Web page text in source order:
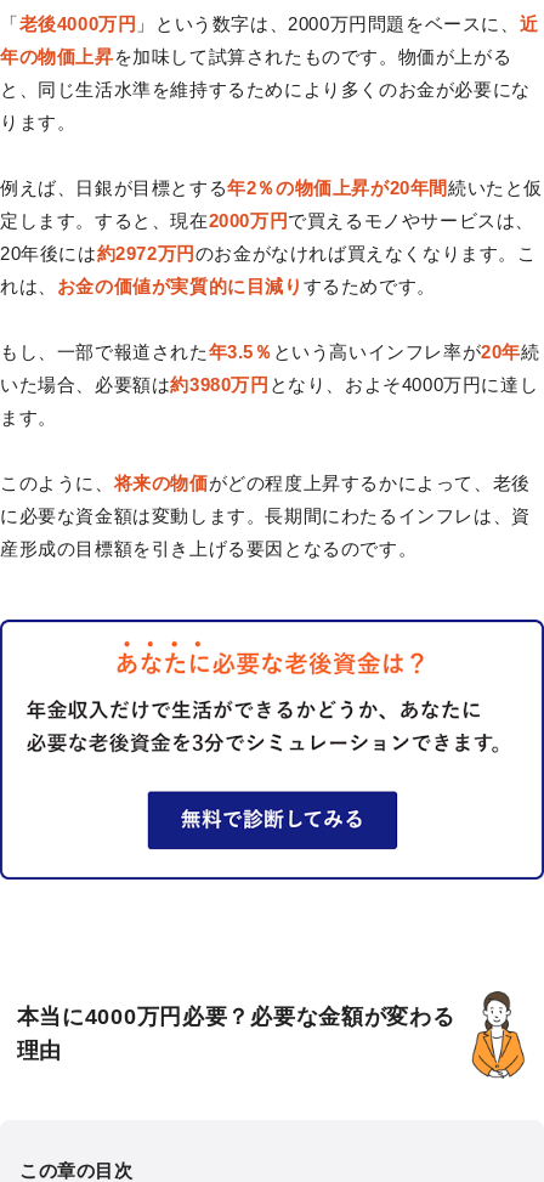
「老後4000万円 」という数字は、2000万円問題をベースに、 近
年の物価上昇を加味して試算されたものです。物価が上がる
と、同じ生活水準を維持するためにより多くのお金が必要にな
ります。
例えば、日銀が目標とする年2％の物価上昇が20年間続いたと仮
定します。すると、現在2000万円で買えるモノやサービスは、
20年後には約2972万円のお金がなければ買えなくなります。こ
れは、 お金の価値が実質的に目減り するためです。
もし、一部で報道された年3.5％ という高いインフレ率が20年続
いた場合、必要額は約3980万円 となり、およそ4000万円に達し
ます。
このように、将来の物価がどの程度上昇するかによって、老後
に必要な資金額は変動します。長期間にわたるインフレは、資
産形成の目標額を引き上げる要因となるのです。
本当に4000万円必要？必要な金額が変わる
理由
この章の目次